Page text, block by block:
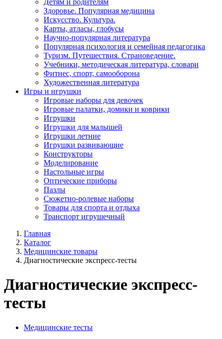
Детям и родителям
Здоровье. Популярная медицина
Искусство. Культура.
Карты, атласы, глобусы
Научно-популярная литература
Популярная психология и семейная педагогика
Туризм. Путешествия. Страноведение.
Учебники, методическая литература, словари
Фитнес, спорт, самооборона
Художественная литература
Игры и игрушки
Игровые наборы для девочек
Игровые палатки, домики и коврики
Игрушки
Игрушки для малышей
Игрушки летние
Игрушки развивающие
Конструкторы
Моделирование
Настольные игры
Оптические приборы
Пазлы
Сюжетно-ролевые наборы
Товары для спорта и отдыха
Транспорт игрушечный
Главная
Каталог
Медицинские товары
Диагностические экспресс-тесты
Диагностические экспресс-
тесты
Медицинские тесты